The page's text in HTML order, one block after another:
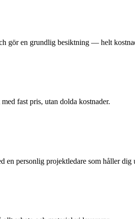
gör en grundlig besiktning — helt
fast pris, utan dolda kostnader.
en personlig projektledare som håller dig